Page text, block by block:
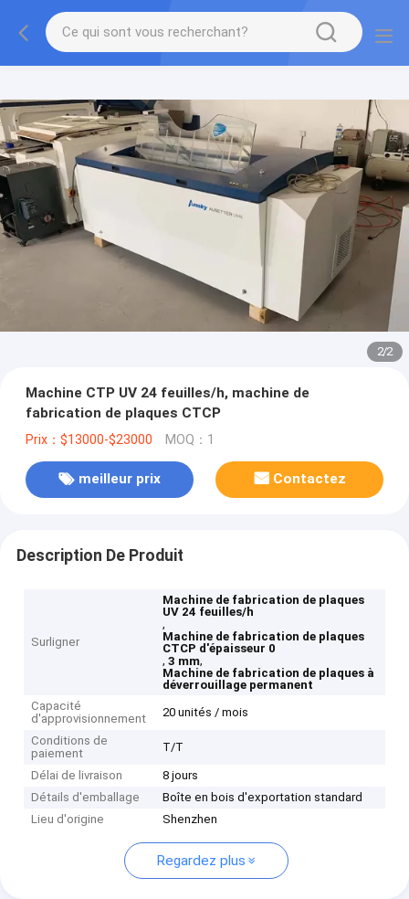
2/2
Machine CTP UV 24 feuilles/h, machine de
fabrication de plaques CTCP
Prix：$13000-$23000 MOQ：1
meilleur prix Contactez
Description De Produit
Surligner
Machine de fabrication de plaques
UV 24 feuilles/h
,
Machine de fabrication de plaques
CTCP d'épaisseur 0
,3 mm,
Machine de fabrication de plaques à
déverrouillage permanent
Capacité
d'approvisionnement
20 unités / mois
Conditions de
paiement
T/T
Délai de livraison
8 jours
Détails d'emballage
Boîte en bois d'exportation standard
Lieu d'origine
Shenzhen
Regardez plus